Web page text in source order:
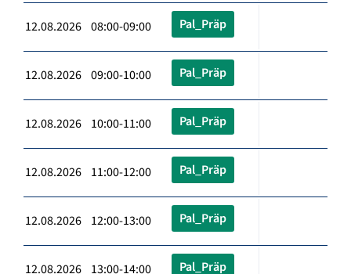
12.08.2026 08:00-09:00 Pal_Präp
12.08.2026 09:00-10:00 Pal_Präp
12.08.2026 10:00-11:00 Pal_Präp
12.08.2026 11:00-12:00 Pal_Präp
12.08.2026 12:00-13:00 Pal_Präp
12.08.2026 13:00-14:00 Pal_Präp